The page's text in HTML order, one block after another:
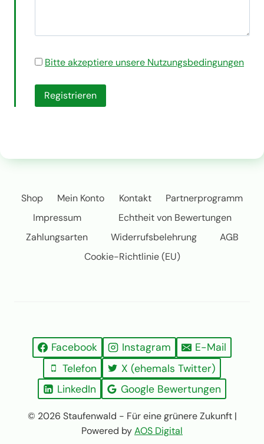
Bitte akzeptiere unsere Nutzungsbedingungen
Registrieren
Shop Mein Konto Kontakt
Partnerprogramm
Impressum
Echtheit von Bewertungen
Zahlungsarten
Widerrufsbelehrung
AGB
Cookie-Richtlinie (EU)
© 2026 Staufenwald - Für eine grünere Zukunft |
Powered byAOS Digital
Facebook Instagram
E-Mail
Telefon
X (ehemals Twitter)
LinkedIn
Google Bewertungen